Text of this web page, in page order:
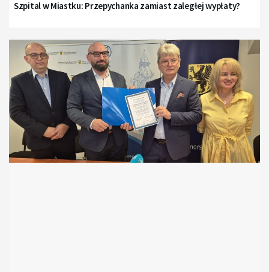
Szpital w Miastku: Przepychanka zamiast zaległej wypłaty?